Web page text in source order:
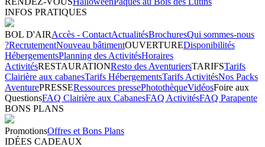
INFOS PRATIQUES
BOL D'AIRAccès - ContactActualitésBrochuresQui sommes-nous
?RecrutementNouveau bâtimentOUVERTUREDisponibilités
HébergementsPlanning des ActivitésHoraires
ActivitésRESTAURATIONResto des AventuriersTARIFSTarifs
Clairière aux cabanesTarifs HébergementsTarifs ActivitésNos Packs
AventurePRESSERessources pressePhotothèqueVidéosFoire aux
QuestionsFAQ Clairière aux CabanesFAQ ActivitésFAQ Parapente
BONS PLANS
PromotionsOffres et Bons Plans
IDÉES CADEAUX